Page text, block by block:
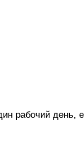
рабочий день,